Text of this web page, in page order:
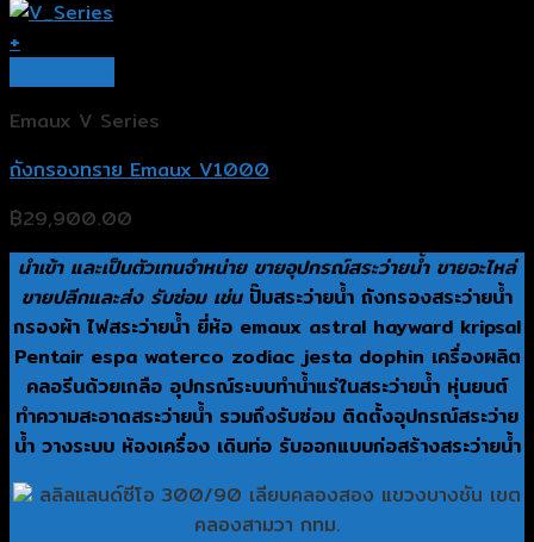
+
Emaux V Series
ถังกรองทราย Emaux V1000
฿29,900.00
นำเข้า และเป็นตัวเทนจำหน่าย ขายอุปกรณ์สระว่ายน้ำ ขายอะไหล่
ขายปลีกและส่ง รับซ่อม เช่น ปั๊มสระว่ายน้ำ ถังกรองสระว่ายน้ำ
กรองผ้า ไฟสระว่ายน้ำ ยี่ห้อ emaux astral hayward kripsal
Pentair espa waterco zodiac jesta dophin เครื่องผลิต
คลอรีนด้วยเกลือ อุปกรณ์ระบบทำน้ำแร่ในสระว่ายน้ำ หุ่นยนต์
ทำความสะอาดสระว่ายน้ำ รวมถึงรับซ่อม ติดตั้งอุปกรณ์สระว่าย
น้ำ วางระบบ ห้องเครื่อง เดินท่อ รับออกแบบก่อสร้างสระว่ายน้ำ
ลลิลแลนด์ซีโอ 300/90 เลียบคลองสอง แขวงบางชัน เขต
คลองสามวา กทม.